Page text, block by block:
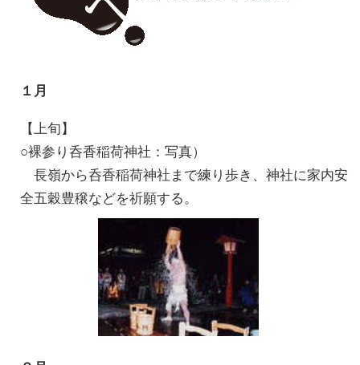
１月
【上旬】
○裸参り呑香稲荷神社：写真）
長嶺から呑香稲荷神社まで練り歩き、神社に家内安
全五穀豊穣などを祈願する。